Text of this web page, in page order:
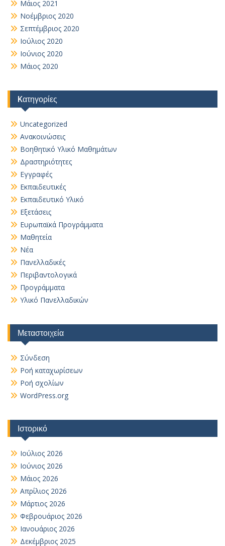
Μάιος 2021
Νοέμβριος 2020
Σεπτέμβριος 2020
Ιούλιος 2020
Ιούνιος 2020
Μάιος 2020
Kατηγορίες
Uncategorized
Ανακοινώσεις
Βοηθητικό Yλικό Mαθημάτων
Δραστηριότητες
Εγγραφές
Εκπαιδευτικές
Εκπαιδευτικό Υλικό
Εξετάσεις
Ευρωπαϊκά Προγράμματα
Μαθητεία
Νέα
Πανελλαδικές
Περιβαντολογικά
Προγράμματα
Υλικό Πανελλαδικών
Μεταστοιχεία
Σύνδεση
Ροή καταχωρίσεων
Ροή σχολίων
WordPress.org
Ιστορικό
Ιούλιος 2026
Ιούνιος 2026
Μάιος 2026
Απρίλιος 2026
Μάρτιος 2026
Φεβρουάριος 2026
Ιανουάριος 2026
Δεκέμβριος 2025